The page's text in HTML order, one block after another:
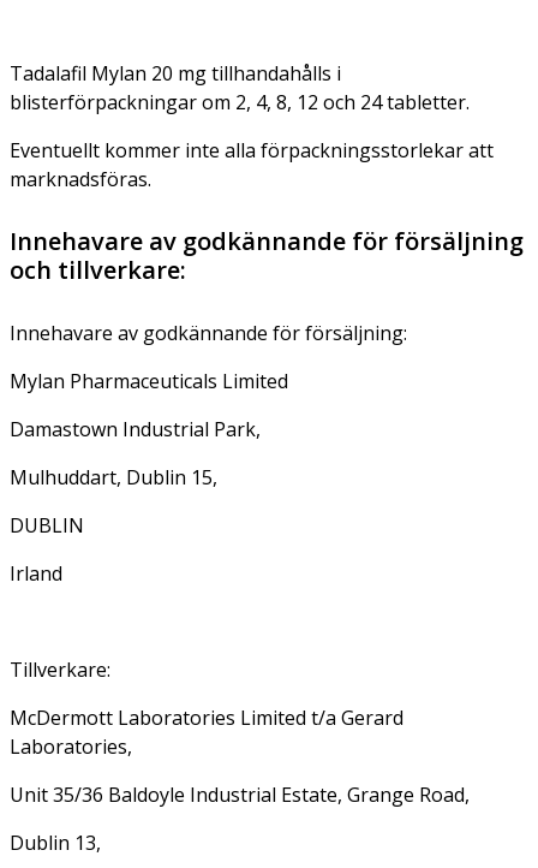
Tadalafil Mylan 20 mg tillhandahålls i
blisterförpackningar om 2, 4, 8, 12 och 24 tabletter.
Eventuellt kommer inte alla förpackningsstorlekar att
marknadsföras.
Innehavare av godkännande för försäljning
och tillverkare:
Innehavare av godkännande för försäljning:
Mylan Pharmaceuticals Limited
Damastown Industrial Park,
Mulhuddart, Dublin 15,
DUBLIN
Irland
Tillverkare:
McDermott Laboratories Limited t/a Gerard
Laboratories,
Unit 35/36 Baldoyle Industrial Estate, Grange Road,
Dublin 13,